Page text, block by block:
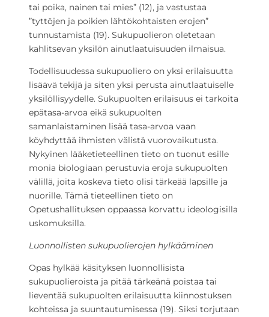
tai poika, nainen tai mies” (12), ja vastustaa
”tyttöjen ja poikien lähtökohtaisten erojen”
tunnustamista (19). Sukupuolieron oletetaan
kahlitsevan yksilön ainutlaatuisuuden ilmaisua.
Todellisuudessa sukupuoliero on yksi erilaisuutta
lisäävä tekijä ja siten yksi perusta ainutlaatuiselle
yksilöllisyydelle. Sukupuolten erilaisuus ei tarkoita
epätasa-arvoa eikä sukupuolten
samanlaistaminen lisää tasa-arvoa vaan
köyhdyttää ihmisten välistä vuorovaikutusta.
Nykyinen lääketieteellinen tieto on tuonut esille
monia biologiaan perustuvia eroja sukupuolten
välillä, joita koskeva tieto olisi tärkeää lapsille ja
nuorille. Tämä tieteellinen tieto on
Opetushallituksen oppaassa korvattu ideologisilla
uskomuksilla.
Luonnollisten sukupuolierojen hylkääminen
Opas hylkää käsityksen luonnollisista
sukupuolieroista ja pitää tärkeänä poistaa tai
lieventää sukupuolten erilaisuutta kiinnostuksen
kohteissa ja suuntautumisessa (19). Siksi torjutaan